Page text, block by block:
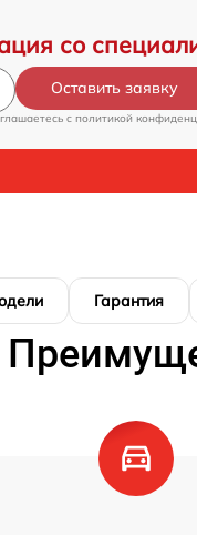
со
Оставить заявку
c политикой
Гарантия